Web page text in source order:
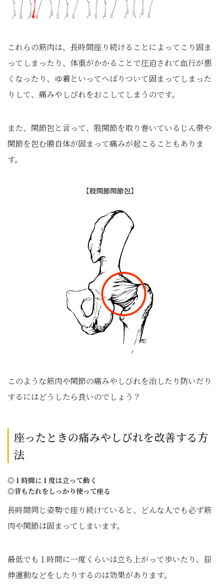
これらの筋肉は、長時間座り続けることによってこり固ま
ってしまったり、体重がかかることで圧迫されて血行が悪
くなったり、ゆ着といってへばりついて固まってしまった
りして、痛みやしびれをおこしてしまうのです。
また、関節包と言って、股関節を取り巻いているじん帯や
関節を包む膜自体が固まって痛みが起こることもありま
す。
【股関節関節包】
このような筋肉や関節の痛みやしびれを治したり防いだり
するにはどうしたら良いのでしょう？
座ったときの痛みやしびれを改善する方
法
◎１時間に１度は立って動く
◎背もたれをしっかり使って座る
長時間同じ姿勢で座り続けていると、どんな人でも必ず筋
肉や関節は固まってしまいます。
最低でも１時間に一度くらいは立ち上がって歩いたり、屈
伸運動などをしたりするのは効果があります。